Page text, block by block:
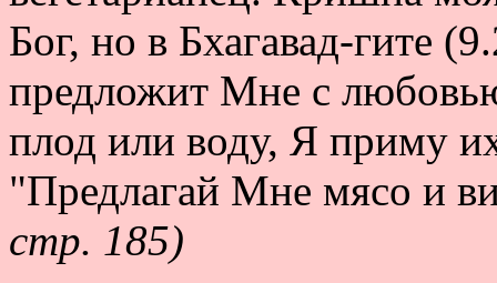
Бог, но в Бхагавад-гите
предложит Мне с
плод или воду, Я приму
"Предлагай Мне мясо и
стр. 185)